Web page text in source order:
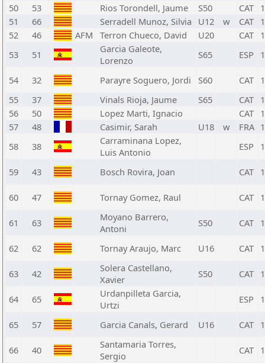
50
53 Rios Torondell, Jaume S50 CAT
51
66 Serradell Munoz, Silvia U12 w CAT
52
46 AFM Terron Chueco, David U20 CAT
53
51
Garcia Galeote,
Lorenzo
S65 ESP
54 32 Parayre Soguero, Jordi S60 CAT
55
37 Vinals Rioja, Jaume S65 CAT
56
50 Lopez Marti, Ignacio CAT
57
48 Casimir, Sarah U18 w FRA
58
38
Carraminana Lopez,
Luis Antonio
ESP
59 43 Bosch Rovira, Joan CAT
60 47 Tornay Gomez, Raul CAT
61 63
Moyano Barrero,
Antoni
S50 CAT
62 62 Tornay Araujo, Marc U16 CAT
63 42
Solera Castellano,
Xavier
S50 CAT
64 65
Urdanpilleta Garcia,
Urtzi
ESP
65 57 Garcia Canals, Gerard U16 CAT
66 40
Santamaria Torres,
Sergio
CAT